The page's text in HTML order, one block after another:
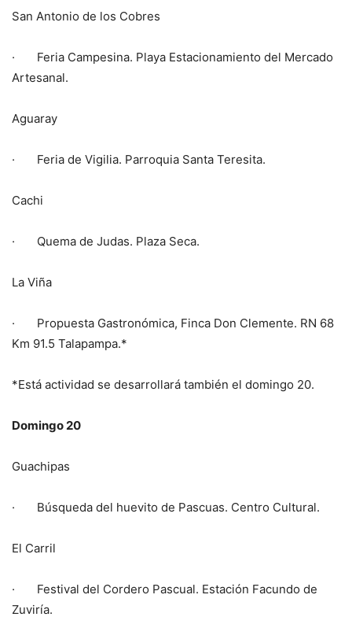
San Antonio de los Cobres
· Feria Campesina. Playa Estacionamiento del Mercado
Artesanal.
Aguaray
· Feria de Vigilia. Parroquia Santa Teresita.
Cachi
· Quema de Judas. Plaza Seca.
La Viña
· Propuesta Gastronómica, Finca Don Clemente. RN 68
Km 91.5 Talapampa.*
*Está actividad se desarrollará también el domingo 20.
Domingo 20
Guachipas
· Búsqueda del huevito de Pascuas. Centro Cultural.
El Carril
· Festival del Cordero Pascual. Estación Facundo de
Zuviría.